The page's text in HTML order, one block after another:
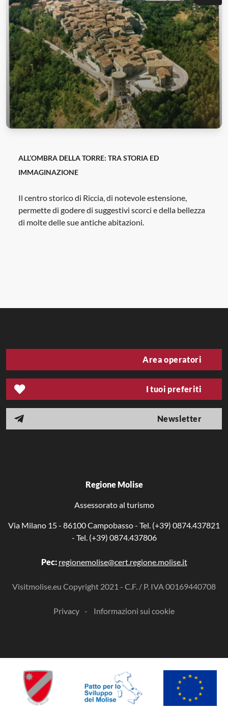
ALL’OMBRA DELLA TORRE: TRA STORIA ED
IMMAGINAZIONE
Il centro storico di Riccia, di notevole estensione,
permette di godere di suggestivi scorci e della bellezza
di molte delle sue antiche abitazioni.
Area operatori
I tuoi preferiti
Newsletter
Regione Molise
Assessorato al turismo
Via Milano 15 - 86100 Campobasso - Tel. (+39) 0874.437821
- Tel. (+39) 0874.437806
Pec: regionemolise@cert.regione.molise.it
Visitmolise.eu Copyright 2021 - C.F. / P. IVA 00169440708
Privacy Informazioni sui cookie